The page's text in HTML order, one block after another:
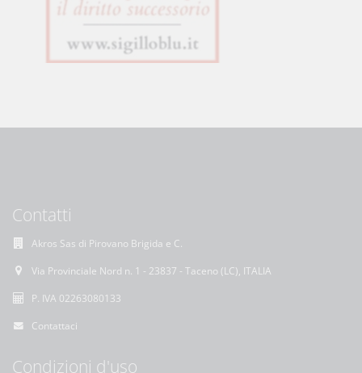
Contatti
Akros Sas di Pirovano Brigida e C.
Via Provinciale Nord n. 1 - 23837 - Taceno (LC), ITALIA
P. IVA 02263080133
Contattaci
Condizioni d'uso